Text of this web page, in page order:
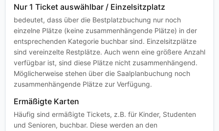
Nur 1 Ticket auswählbar / Einzelsitzplatz
bedeutet, dass über die Bestplatzbuchung nur noch
einzelne Plätze (keine zusammenhängende Plätze) in der
entsprechenden Kategorie buchbar sind. Einzelsitzplätze
sind vereinzelte Restplätze. Auch wenn eine größere Anzahl
verfügbar ist, sind diese Plätze nicht zusammenhängend.
Möglicherweise stehen über die Saalplanbuchung noch
zusammenhängende Plätze zur Verfügung.
Ermäßigte Karten
Häufig sind ermäßigte Tickets, z.B. für Kinder, Studenten
und Senioren, buchbar. Diese werden an den